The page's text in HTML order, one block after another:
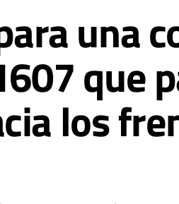
una
que
los